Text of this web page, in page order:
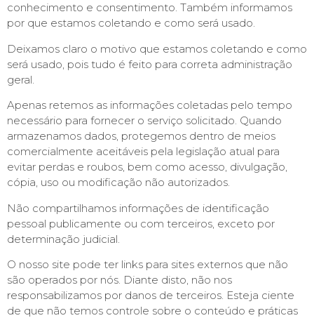
conhecimento e consentimento. Também informamos
por que estamos coletando e como será usado.
Deixamos claro o motivo que estamos coletando e como
será usado, pois tudo é feito para correta administração
geral.
Apenas retemos as informações coletadas pelo tempo
necessário para fornecer o serviço solicitado. Quando
armazenamos dados, protegemos dentro de meios
comercialmente aceitáveis pela legislação atual ​​para
evitar perdas e roubos, bem como acesso, divulgação,
cópia, uso ou modificação não autorizados.
Não compartilhamos informações de identificação
pessoal publicamente ou com terceiros, exceto por
determinação judicial.
O nosso site pode ter links para sites externos que não
são operados por nós. Diante disto, não nos
responsabilizamos por danos de terceiros. Esteja ciente
de que não temos controle sobre o conteúdo e práticas